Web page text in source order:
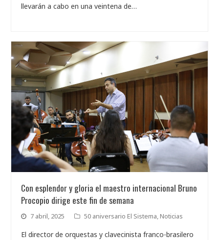
llevarán a cabo en una veintena de…
Con esplendor y gloria el maestro internacional Bruno
Procopio dirige este fin de semana
7 abril, 2025 50 aniversario El Sistema,Noticias
El director de orquestas y clavecinista franco-brasilero